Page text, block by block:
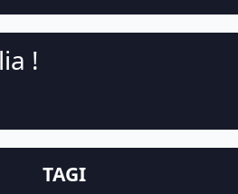
!
TAGI